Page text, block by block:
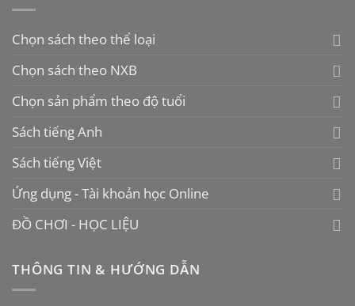
Chọn sách theo thể loại
Chọn sách theo NXB
Chọn sản phẩm theo độ tuổi
Sách tiếng Anh
Sách tiếng Việt
Ứng dụng - Tài khoản học Online
ĐỒ CHƠI - HỌC LIỆU
THÔNG TIN & HƯỚNG DẪN